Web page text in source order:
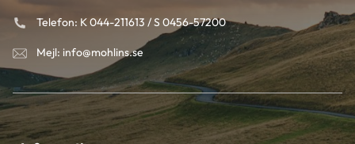
Telefon: K 044-211613 / S 0456-57200
Mejl: info@mohlins.se